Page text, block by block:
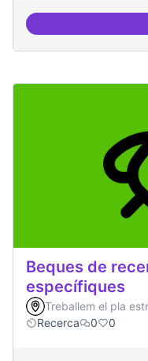
Beques de
específiques
Treballem el pla
Recerca
0 0